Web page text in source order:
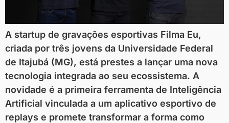
A startup de gravações esportivas Filma Eu,
criada por três jovens da Universidade Federal
de Itajubá (MG), está prestes a lançar uma nova
tecnologia integrada ao seu ecossistema. A
novidade é a primeira ferramenta de Inteligência
Artificial vinculada a um aplicativo esportivo de
replays e promete transformar a forma como